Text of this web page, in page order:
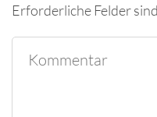
Erforderliche Felder